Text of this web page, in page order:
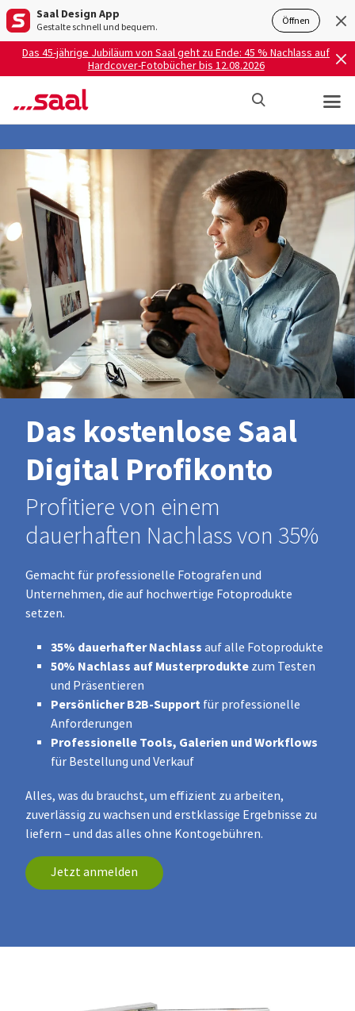
Saal Design App
Gestalte schnell und bequem. Öffnen
Das 45-jährige Jubiläum von Saal geht zu Ende: 45 % Nachlass auf
Hardcover-Fotobücher bis 12.08.2026
Das kostenlose Saal
Digital Profikonto
Profitiere von einem
dauerhaften Nachlass von 35%
Gemacht für professionelle Fotografen und
Unternehmen, die auf hochwertige Fotoprodukte
setzen.
35% dauerhafter Nachlass auf alle Fotoprodukte
50% Nachlass auf Musterprodukte zum Testen
und Präsentieren
Persönlicher B2B-Support für professionelle
Anforderungen
Professionelle Tools, Galerien und Workflows
für Bestellung und Verkauf
Alles, was du brauchst, um effizient zu arbeiten,
zuverlässig zu wachsen und erstklassige Ergebnisse zu
liefern – und das alles ohne Kontogebühren.
Jetzt anmelden